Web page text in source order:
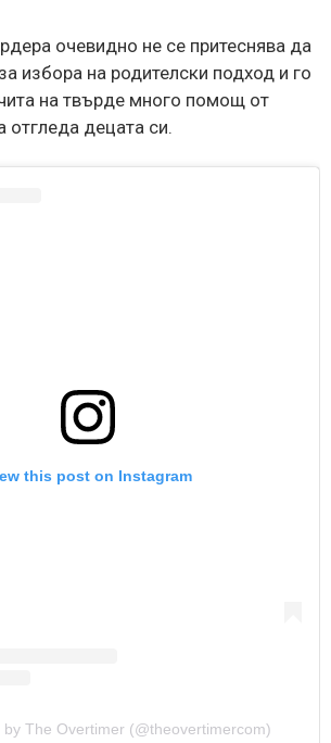
очевидно не се притеснява да
избора на родителски подход и го
на твърде много помощ от
отгледа децата си.
this post on Instagram
by The Overtimer (@theovertimercom)